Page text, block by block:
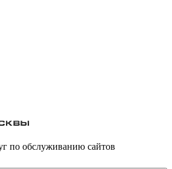
по обслуживанию сайтов